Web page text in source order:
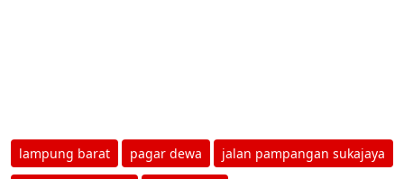
lampung barat pagar dewa jalan pampangan sukajaya